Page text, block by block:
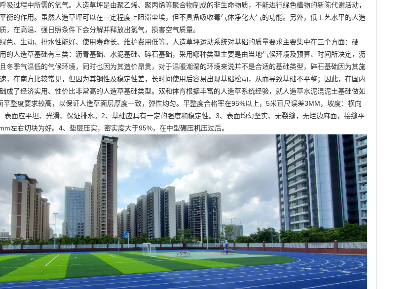
吸过程中所需的氧气。人造草坪是由聚乙烯、聚丙烯等聚合物制成的非生命物质，不能进行绿色植物的新陈代谢活动，
衡的作用。虽然人造草坪可以在一定程度上阻滞尘埃，但不具备吸收毒气体净化大气的功能。另外，低工艺水平的人造
，在高温、强日照条件下会分解并释放出氯气，损害空气质量。
色、生动、排水性能好、使用寿命长、维护费用低等。人造草坪运动系统对基础的质量要求主要集中在三个方面：硬
的人造草基础有三类：沥青基础、水泥基础、碎石基础，采用哪种类型主要是由当地气候环境及预算、时间所决定，沥
冬季气温低的气候环境，同时也因为其造价昂贵，对于温暖潮湿的环境来说并不是合适的基础类型，碎石基础因为其施
，在南方比较常见，但因为其钢性及稳定性差，长时间使用后容易出现基础松动，从而导致基础不平整；因此，在国内
成了经济实用、性价比非常高的人造草基础类型。双和体育根据丰富的人造草系统经验，就人造草水泥混泥土基础做如
平整度要求较高，以保证人造草面层厚度一致，弹性均匀。平整度合格率在95%以上，5米直尺误差3MM，坡度：横向
面应平坦、光滑、保证排水。2、基础应具有一定的强度和稳定性。3、表面均匀坚实、无裂缝，无烂边麻面，接缝平
左右切块为好。4、垫层压实，密实度大于95%，在中型碾压机压过后。